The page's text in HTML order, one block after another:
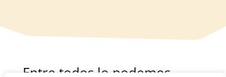
Entre todos lo podemos